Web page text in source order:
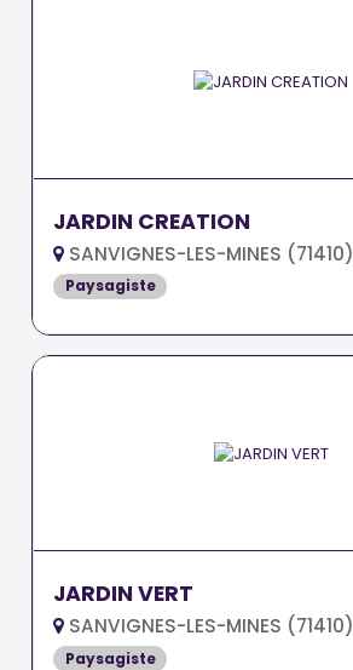
JARDIN CREATION
SANVIGNES-LES-MINES (71410)
Paysagiste
JARDIN VERT
SANVIGNES-LES-MINES (71410)
Paysagiste